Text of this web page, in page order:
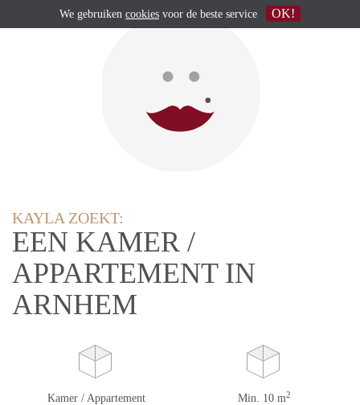
KAYLA ZOEKT:
EEN KAMER /
APPARTEMENT IN
ARNHEM
Kamer / Appartement Min. 10 m2
We gebruiken cookies voor de beste service OK!